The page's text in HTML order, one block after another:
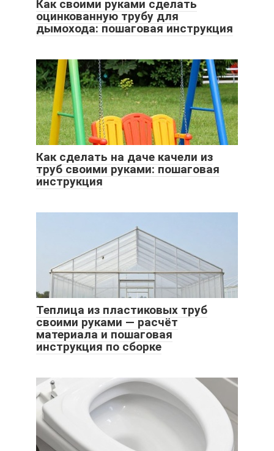
Как своими руками сделать
оцинкованную трубу для
дымохода: пошаговая инструкция
Как сделать на даче качели из
труб своими руками: пошаговая
инструкция
Теплица из пластиковых труб
своими руками — расчёт
материала и пошаговая
инструкция по сборке